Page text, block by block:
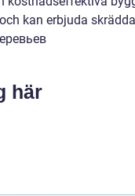
kan erbjuda
här